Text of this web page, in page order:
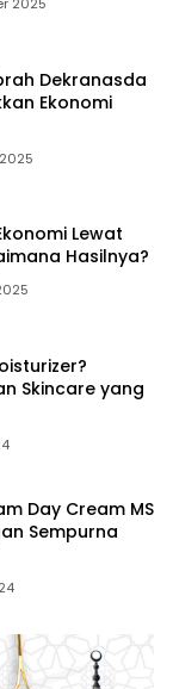
2025
Dekranasda
Ekonomi
Lewat
Hasilnya?
Skincare yang
Day Cream MS
Sempurna